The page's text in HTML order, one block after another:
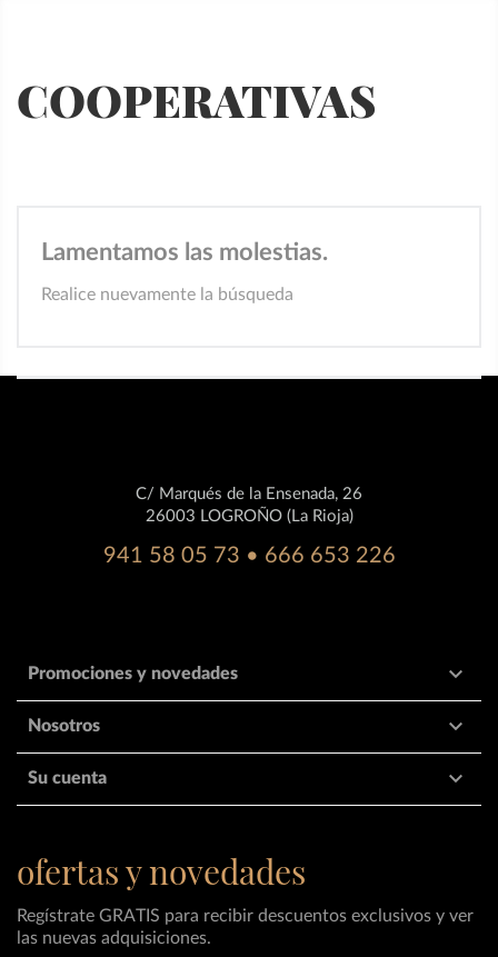
COOPERATIVAS
Lamentamos las molestias.
Realice nuevamente la búsqueda
C/ Marqués de la Ensenada, 26
26003 LOGROÑO (La Rioja)
941 58 05 73 • 666 653 226
Promociones y novedades 
Nosotros 
Su cuenta 
ofertas y novedades
Regístrate GRATIS para recibir descuentos exclusivos y ver
las nuevas adquisiciones.